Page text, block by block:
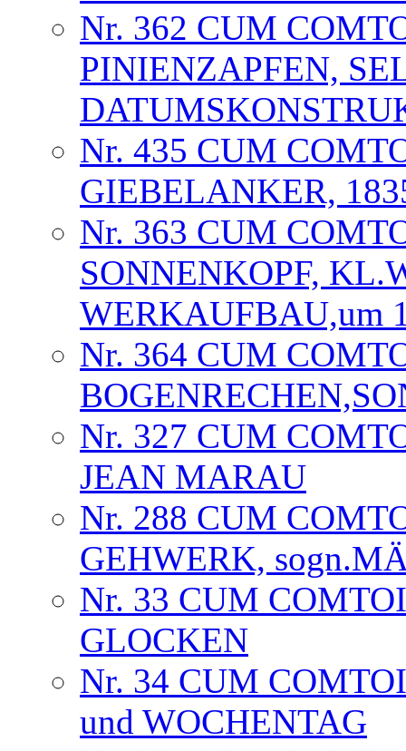
Nr. 362 CUM
PINIENZAPFEN,
Nr. 435 CUM
GIEBELANKER,
Nr. 363 CUM
SONNENKOPF,
WERKAUFBAU,um
Nr. 364 CUM
Nr. 327 CUM
JEAN MARAU
Nr. 288 CUM
GEHWERK,
Nr. 33 CUM
GLOCKEN
Nr. 34 CUM
und WOCHENTAG